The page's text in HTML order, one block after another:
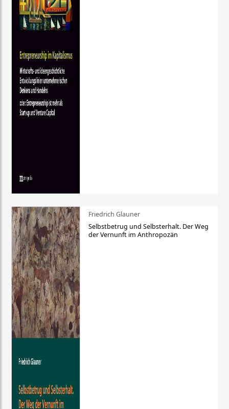
Friedrich Glauner
Selbstbetrug und Selbsterhalt. Der Weg
der Vernunft im Anthropozän